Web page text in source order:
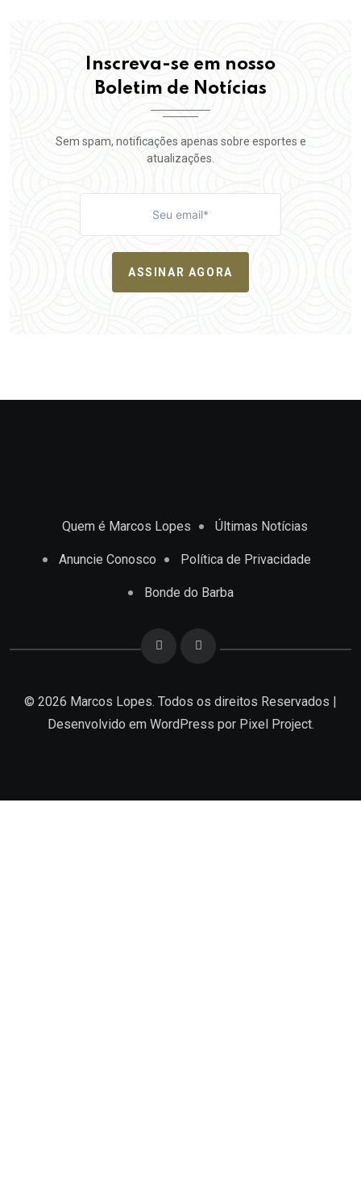
Inscreva-se em nosso
Boletim de Notícias
Sem spam, notificações apenas sobre esportes e
atualizações.
ASSINAR AGORA
Quem é Marcos Lopes Últimas Notícias
Anuncie Conosco Política de Privacidade
Bonde do Barba
© 2026 Marcos Lopes. Todos os direitos Reservados |
Desenvolvido em WordPress por Pixel Project.